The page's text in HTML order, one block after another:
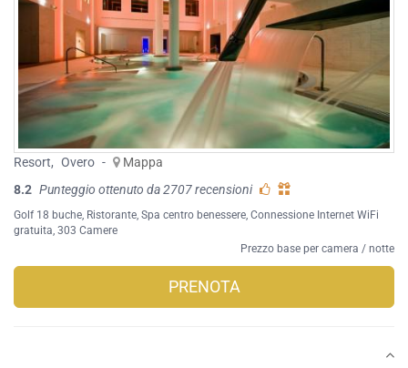
Resort, Overo -
Mappa
8.2 Punteggio ottenuto da 2707 recensioni
Golf 18 buche Ristorante Spa centro benessere Connessione Internet WiFi
gratuita , 303 Camere
Prezzo base per camera / notte
PRENOTA